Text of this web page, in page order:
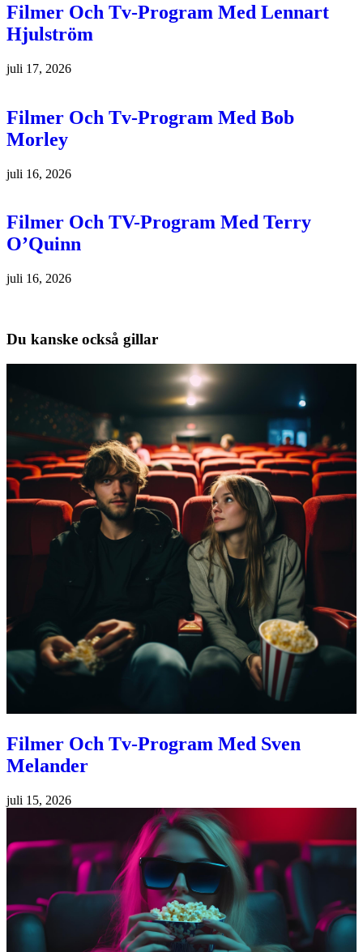
Filmer Och Tv-Program Med Lennart
Hjulström
juli 17, 2026
Filmer Och Tv-Program Med Bob
Morley
juli 16, 2026
Filmer Och TV-Program Med Terry
O’Quinn
juli 16, 2026
Du kanske också gillar
Filmer Och Tv-Program Med Sven
Melander
juli 15, 2026